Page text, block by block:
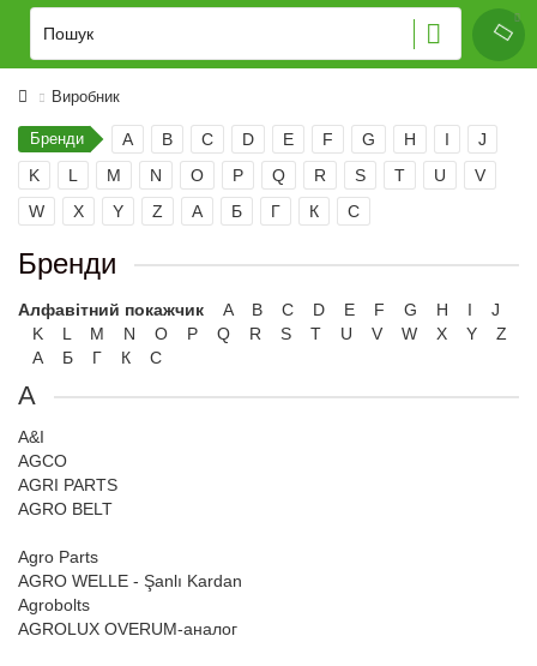
Виробник
Бренди A B C D E F G H I
J
K
L M N O P Q R S T U
V
W
X Y Z А Б Г К С
Бренди
Алфавітний покажчик A B C D E F G H I
J
K
L M N O P Q R S T U V W X Y
Z
А
Б Г К С
A
A&I
AGCO
AGRI PARTS
AGRO BELT
Agro Parts
AGRO WELLE - Şanlı Kardan
Agrobolts
AGROLUX OVERUM-аналог